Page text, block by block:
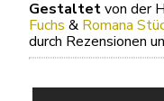
Gestaltetvon der
Fuchs & Romana
durch Rezensionen